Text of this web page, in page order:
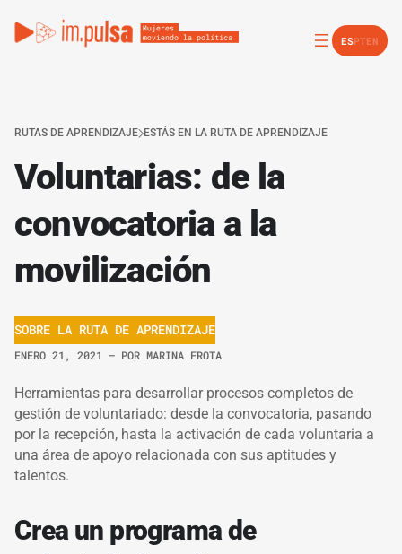
ESPTEN
RUTAS DE APRENDIZAJE ESTÁS EN LA RUTA DE APRENDIZAJE
Voluntarias: de la
convocatoria a la
movilización
SOBRE LA RUTA DE APRENDIZAJE
ENERO 21, 2021 – POR MARINA FROTA
Herramientas para desarrollar procesos completos de
gestión de voluntariado: desde la convocatoria, pasando
por la recepción, hasta la activación de cada voluntaria a
una área de apoyo relacionada con sus aptitudes y
talentos.
Crea un programa de